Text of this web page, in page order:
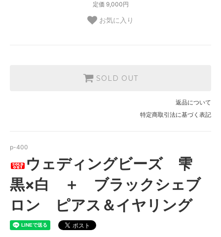
定価 9,000円
お気に入り
SOLD OUT
返品について
特定商取引法に基づく表記
p-400
ウェディングビーズ 雫
黒×白 ＋ ブラックシェブ
ロン ピアス＆イヤリング